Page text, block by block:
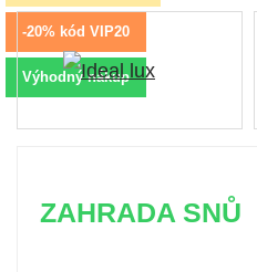
-20% kód VIP20
Výhodný nákup
ZAHRADA SNŮ